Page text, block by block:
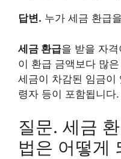
답변. 누가 세금 환급
세금 환급을 받을 자
이 환급 금액보다 많
세금이 차감된 임금이
령자 등이 포함됩니다.
질문. 세금
법은 어떻게